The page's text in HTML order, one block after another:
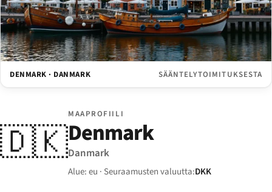
DENMARK · DANMARK SÄÄNTELYTOIMITUKSESTA
🇩🇰
MAAPROFIILI
Denmark
Danmark
Alue: eu · Seuraamusten valuutta:DKK